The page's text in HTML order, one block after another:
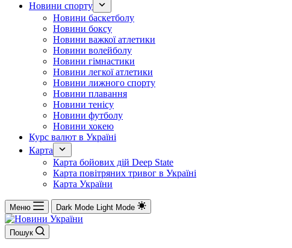
Новини спорту
Новини баскетболу
Новини боксу
Новини важкої атлетики
Новини волейболу
Новини гімнастики
Новини легкої атлетики
Новини лижного спорту
Новини плавання
Новини тенісу
Новини футболу
Новини хокею
Курс валют в Україні
Карта
Карта бойових дій Deep State
Карта повітряних тривог в Україні
Карта України
Меню Dark Mode Light Mode
Пошук